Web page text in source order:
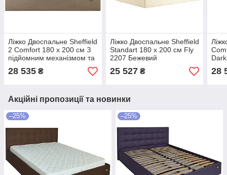
Ліжко Двоспальне Sheffield
2 Comfort 180 х 200 см З
підйомним механізмом та
нішою для білизни Сірий
28 535 ₴
Ліжко Двоспальне Sheffield
Standart 180 х 200 см Fly
2207 Бежевий
25 527₴ 28
Акційні пропозиції та новинки
–25% –25%